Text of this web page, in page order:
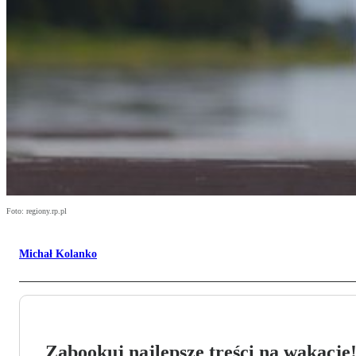
Foto: regiony.rp.pl
Michał Kolanko